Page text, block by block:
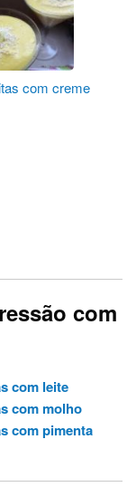
com creme
com
com leite
com molho
com pimenta